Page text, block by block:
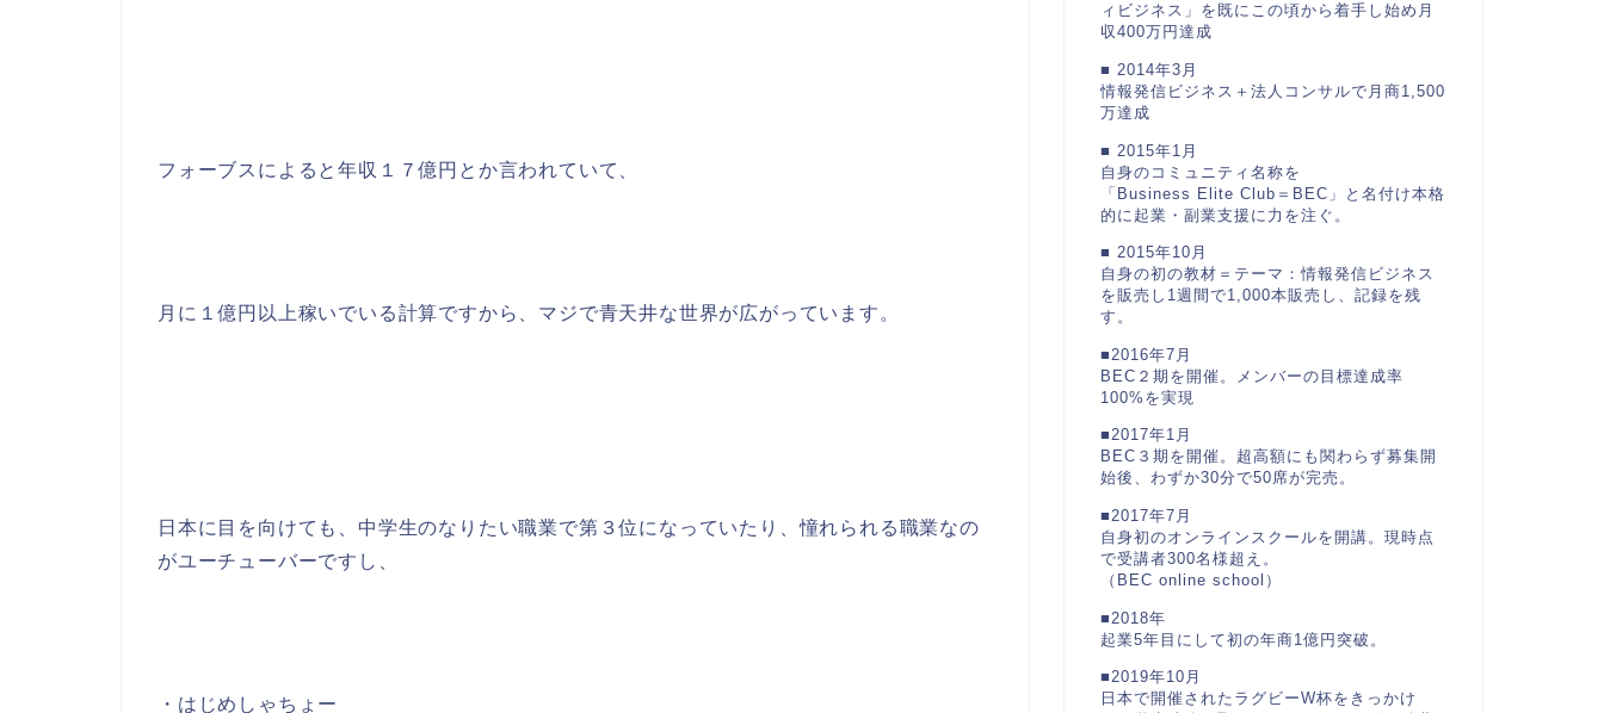
フォーブスによると年収１７億円とか言われていて、
月に１億円以上稼いでいる計算ですから、マジで青天井な世界が広がっています。
日本に目を向けても、中学生のなりたい職業で第３位になっていたり、憧れられる職業なの
がユーチューバーですし、
・はじめしゃちょー
ィビジネス」を既にこの頃から着手し始め月
収400万円達成
■ 2014年3月
情報発信ビジネス＋法人コンサルで月商1,500
万達成
■ 2015年1月
自身のコミュニティ名称を
「Business Elite Club＝BEC」と名付け本格
的に起業・副業支援に力を注ぐ。
■ 2015年10月
自身の初の教材＝テーマ：情報発信ビジネス
を販売し1週間で1,000本販売し、記録を残
す。
■2016年7月
BEC２期を開催。メンバーの目標達成率
100%を実現
■2017年1月
BEC３期を開催。超高額にも関わらず募集開
始後、わずか30分で50席が完売。
■2017年7月
自身初のオンラインスクールを開講。現時点
で受講者300名様超え。
（BEC online school）
■2018年
起業5年目にして初の年商1億円突破。
■2019年10月
日本で開催されたラグビーW杯をきっかけ